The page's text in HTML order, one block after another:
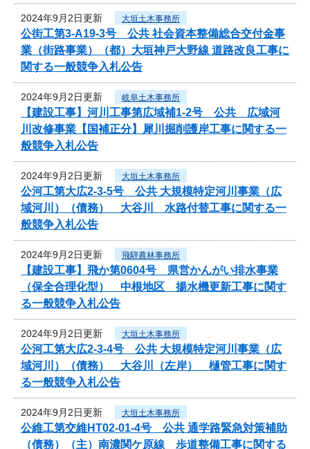
2024年9月2日更新 大垣土木事務所
公街工第3-A19-3号 公共 社会資本整備総合交付金事
業（街路事業）（都）大垣神戸大野線 道路改良工事に
関する一般競争入札公告
2024年9月2日更新 岐阜土木事務所
【建設工事】河川工事第広域補1-2号 公共 広域河
川改修事業【国補正分】犀川掘削護岸工事に関する一
般競争入札公告
2024年9月2日更新 大垣土木事務所
公河工第大広2-3-5号 公共 大規模特定河川事業（広
域河川）（債務） 大谷川 水路付替工事に関する一
般競争入札公告
2024年9月2日更新 飛騨農林事務所
【建設工事】飛か第0604号 県営かんがい排水事業
（保全合理化型） 中根地区 揚水機更新工事に関す
る一般競争入札公告
2024年9月2日更新 大垣土木事務所
公河工第大広2-3-4号 公共 大規模特定河川事業（広
域河川）（債務） 大谷川（左岸） 樋管工事に関す
る一般競争入札公告
2024年9月2日更新 大垣土木事務所
公維工第交維HT02-01-4号 公共 通学路緊急対策補助
（債務）（主）南濃関ケ原線 歩道整備工事に関する